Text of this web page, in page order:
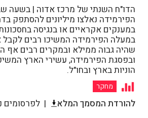
הדו"ח השנתי של מרכז אדוה | בשעה
הפירמידה נאלצו מיליונים להסתפק
במענקים אקראיים או בנגיסה
במעלה הפירמידה המשיכו רבים
שהיה גבוה ממילא ובמקרים רבים אף
ובפסגת הפירמידה, עשירי הארץ
הוניות בארץ ובחו"ל.
מחקר
להורדת המסמך המלא לפרסומים